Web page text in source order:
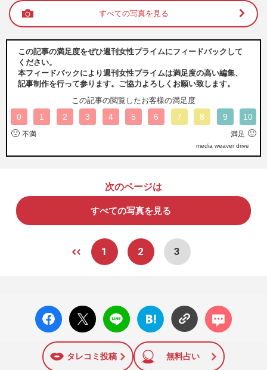
すべての写真を見る
この記事の満足度をぜひ週刊女性プライムにフィードバックして
ください。
本フィードバックにより週刊女性プライムは満足度の高い編集、
記事制作を行って参ります。ご協力よろしくお願い致します。
この記事の閲覧したお客様の満足度
0 1 2 3 4 5 6 7 8 9 10
🙁 不満 満足 🙂
media weaver drive
次のページは
すべての写真を見る
1 2 3
facebo
ok い
X ポス
ト
LINE
はてな
ブック
に追加
コメン
ト
タレコミ投稿 無料占い